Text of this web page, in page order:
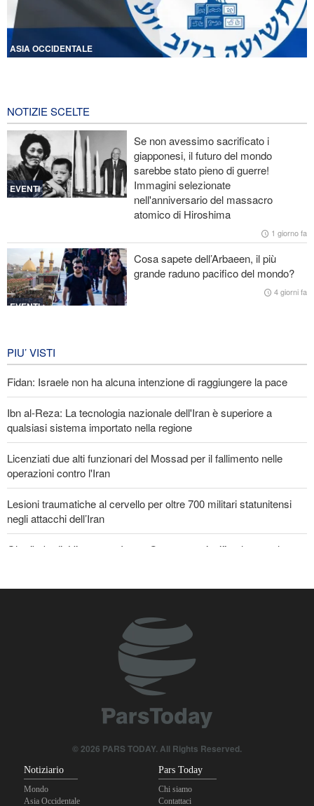
ASIA OCCIDENTALE
Lesioni traumatiche al cervello per oltre 700 militari statunitensi
negli attacchi dell’Iran
La risposta di Ghalibaf a Trump: La diplomazia teatrale in loop è
un fallimento
Ibn al-Reza: La tecnologia nazionale dell'Iran è superiore a
Gharibabadi: L'intesa tra Iran e Oman non significa la completa
riapertura dello Stretto di Hormuz
NOTIZIE SCELTE
EVENTI
Se non avessimo sacrificato i
giapponesi, il futuro del mondo
sarebbe stato pieno di guerre!
Immagini selezionate
nell'anniversario del massacro
atomico di Hiroshima
1 giorno fa
EVENTI
Cosa sapete dell’Arbaeen, il più
grande raduno pacifico del mondo?
4 giorni fa
EVENTI
PIU’ VISTI
Fidan: Israele non ha alcuna intenzione di raggiungere la pace
Ibn al-Reza: La tecnologia nazionale dell'Iran è superiore a
qualsiasi sistema importato nella regione
Licenziati due alti funzionari del Mossad per il fallimento nelle
operazioni contro l'Iran
Lesioni traumatiche al cervello per oltre 700 militari statunitensi
negli attacchi dell’Iran
Gharibabadi: L'intesa tra Iran e Oman non significa la completa
Se non avessimo sacrificato i giapponesi, il futuro del mondo
sarebbe stato pieno di guerre! Immagini selezionate
nell'anniversario del massacro atomico di Hiroshima
© 2026 PARS TODAY. All Rights Reserved.
Notiziario
Mondo
Asia Occidentale
Pars Today
Chi siamo
Contattaci